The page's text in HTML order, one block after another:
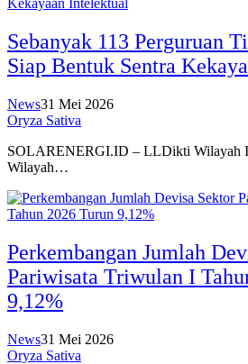
Sebanyak 113 Perguruan
Siap Bentuk Sentra
News31 Mei 2026
Oryza Sativa
SOLARENERGI.ID – LLDikti Wilayah
Wilayah…
Perkembangan Jumlah
Pariwisata Triwulan I
9,12%
News31 Mei 2026
Oryza Sativa